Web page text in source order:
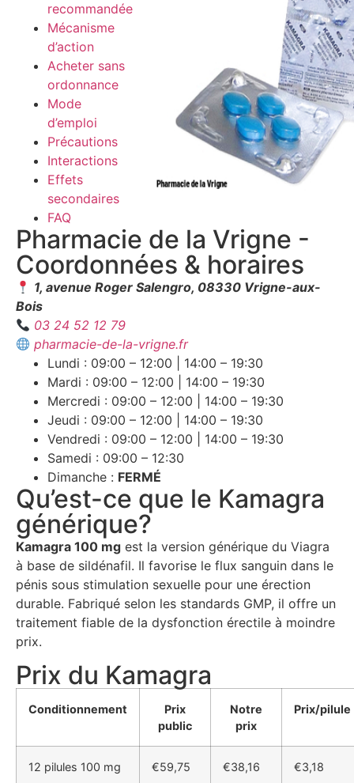
recommandée
Mécanisme
d’action
Acheter sans
ordonnance
Mode
d’emploi
Précautions
Interactions
Effets
secondaires
FAQ
Pharmacie de la Vrigne -
Coordonnées & horaires
1, avenue Roger Salengro, 08330 Vrigne-aux-
Bois
03 24 52 12 79
pharmacie-de-la-vrigne.fr
Lundi : 09:00 – 12:00 | 14:00 – 19:30
Mardi : 09:00 – 12:00 | 14:00 – 19:30
Mercredi : 09:00 – 12:00 | 14:00 – 19:30
Jeudi : 09:00 – 12:00 | 14:00 – 19:30
Vendredi : 09:00 – 12:00 | 14:00 – 19:30
Samedi : 09:00 – 12:30
Dimanche : FERMÉ
Qu’est-ce que le Kamagra
générique?
Kamagra 100 mg est la version générique du Viagra
à base de sildénafil. Il favorise le flux sanguin dans le
pénis sous stimulation sexuelle pour une érection
durable. Fabriqué selon les standards GMP, il offre un
traitement fiable de la dysfonction érectile à moindre
prix.
Prix du Kamagra
Conditionnement
Prix
public
Notre
prix
Prix/pilule
12 pilules 100 mg €59,75 €38,16 €3,18